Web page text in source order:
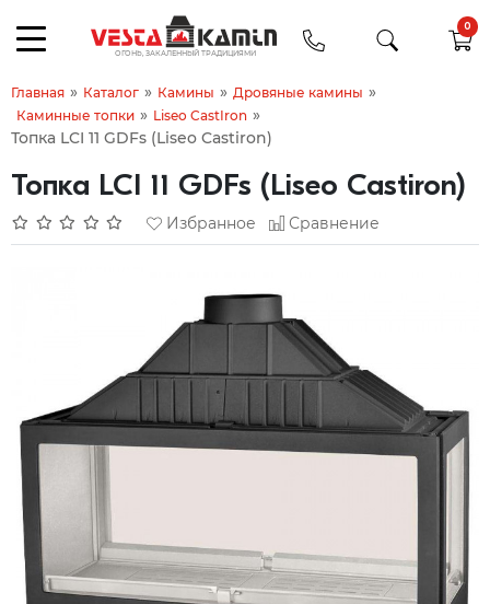
0
Главная » Каталог » Камины » Дровяные камины »
Каминные топки » Liseo CastIron »
Топка LCI 11 GDFs (Liseo Castiron)
Топка LCI 11 GDFs (Liseo Castiron)
Избранное Сравнение